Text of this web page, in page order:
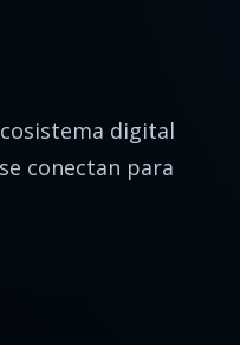
digital
conectan para